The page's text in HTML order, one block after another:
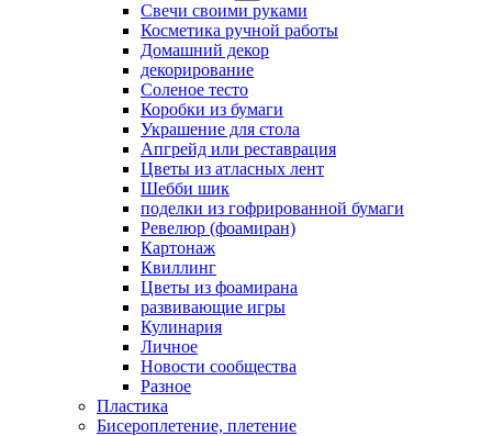
Свечи своими руками
Косметика ручной работы
Домашний декор
декорирование
Соленое тесто
Коробки из бумаги
Украшение для стола
Апгрейд или реставрация
Цветы из атласных лент
Шебби шик
поделки из гофрированной бумаги
Ревелюр (фоамиран)
Картонаж
Квиллинг
Цветы из фоамирана
развивающие игры
Кулинария
Личное
Новости сообщества
Разное
Пластика
Бисероплетение, плетение